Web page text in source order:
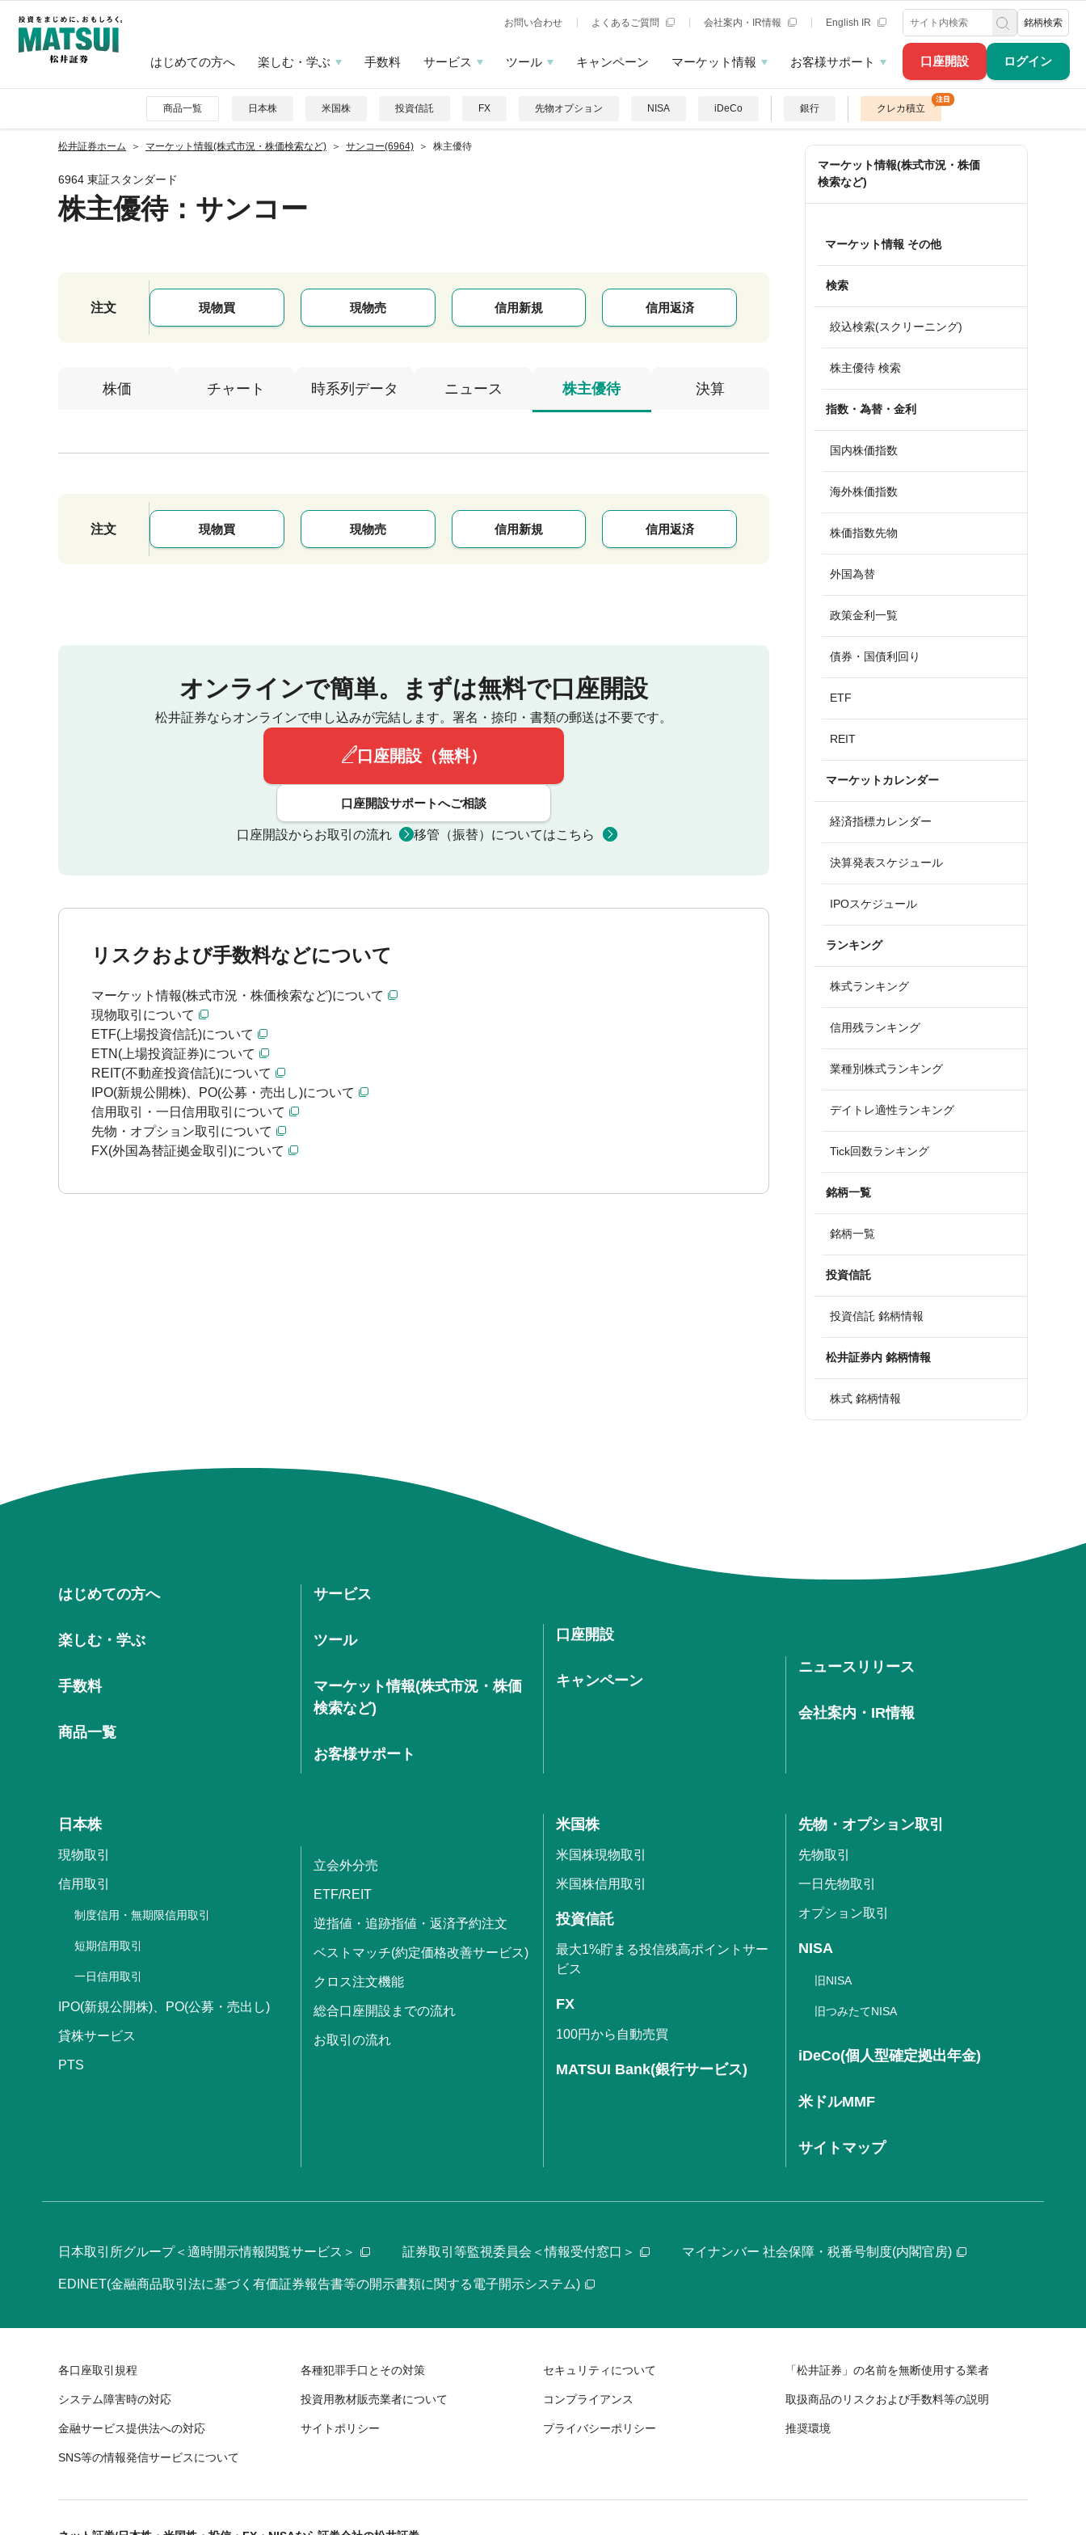
口座開設 ログイン
お問い合わせ よくあるご質問 会社案内・IR情報 English IR 銘柄検索
はじめての方へ 楽しむ・学ぶ 手数料 サービス ツール キャンペーン マーケット情報 お客様サポート
商品一覧 日本株 米国株 投資信託 FX 先物オプション NISA iDeCo 銀行 クレカ積立
松井証券ホーム マーケット情報(株式市況・株価検索など) サンコー(6964) 株主優待
6964 東証スタンダード
株主優待：サンコー
注文 現物買 現物売 信用新規 信用返済
株価 チャート 時系列データ ニュース 株主優待 決算
注文 現物買 現物売 信用新規 信用返済
オンラインで簡単。 まずは無料で口座開設
松井証券ならオンラインで申し込みが完結します。 署名・捺印・書類の郵送は不要です。
口座開設（無料）
口座開設サポートへご相談
口座開設からお取引の流れ 移管（振替）についてはこちら
リスクおよび手数料などについて
マーケット情報(株式市況・株価検索など)について
現物取引について
ETF(上場投資信託)について
ETN(上場投資証券)について
REIT(不動産投資信託)について
IPO(新規公開株)、PO(公募・売出し)について
信用取引・一日信用取引について
先物・オプション取引について
FX(外国為替証拠金取引)について
マーケット情報(株式市況・株価
検索など)
マーケット情報 その他
検索
絞込検索(スクリーニング)
株主優待 検索
指数・為替・金利
国内株価指数
海外株価指数
株価指数先物
外国為替
政策金利一覧
債券・国債利回り
ETF
REIT
マーケットカレンダー
経済指標カレンダー
決算発表スケジュール
IPOスケジュール
ランキング
株式ランキング
信用残ランキング
業種別株式ランキング
デイトレ適性ランキング
Tick回数ランキング
銘柄一覧
銘柄一覧
投資信託
投資信託 銘柄情報
松井証券内 銘柄情報
株式 銘柄情報
はじめての方へ
楽しむ・学ぶ
手数料
商品一覧
サービス
ツール
マーケット情報(株式市況・株価
検索など)
お客様サポート
口座開設
キャンペーン
ニュースリリース
会社案内・IR情報
日本株
現物取引
信用取引
制度信用・無期限信用取引
短期信用取引
一日信用取引
IPO(新規公開株)、PO(公募・売出し)
貸株サービス
PTS
立会外分売
ETF/REIT
逆指値・追跡指値・返済予約注文
ベストマッチ(約定価格改善サービス)
クロス注文機能
総合口座開設までの流れ
お取引の流れ
米国株
米国株現物取引
米国株信用取引
投資信託
最大1%貯まる投信残高ポイントサー
ビス
FX
100円から自動売買
MATSUI Bank(銀行サービス)
先物・オプション取引
先物取引
一日先物取引
オプション取引
NISA
旧NISA
旧つみたてNISA
iDeCo(個人型確定拠出年金)
米ドルMMF
サイトマップ
日本取引所グループ＜適時開示情報閲覧サービス＞ 証券取引等監視委員会＜情報受付窓口＞ マイナンバー 社会保障・税番号制度(内閣官房)
EDINET(金融商品取引法に基づく有価証券報告書等の開示書類に関する電子開示システム)
各口座取引規程 各種犯罪手口とその対策 セキュリティについて 「松井証券」の名前を無断使用する業者
システム障害時の対応 投資用教材販売業者について コンプライアンス 取扱商品のリスクおよび手数料等の説明
金融サービス提供法への対応 サイトポリシー プライバシーポリシー 推奨環境
SNS等の情報発信サービスについて